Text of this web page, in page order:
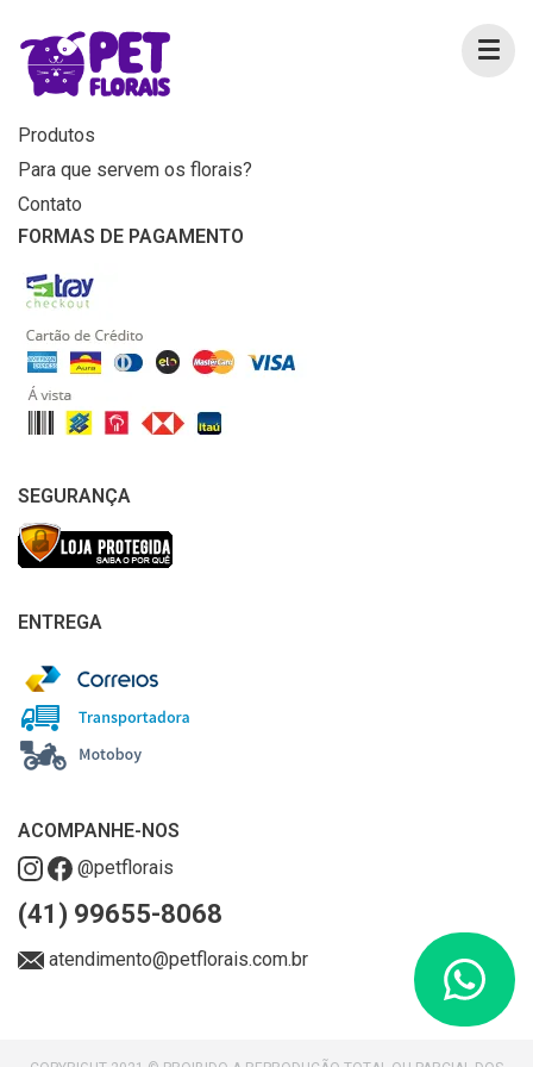
MENU
Home
Produtos
Para que servem os florais?
Contato
FORMAS DE PAGAMENTO
SEGURANÇA
ENTREGA
ACOMPANHE-NOS
@petflorais
(41) 99655-8068
atendimento@petflorais.com.br